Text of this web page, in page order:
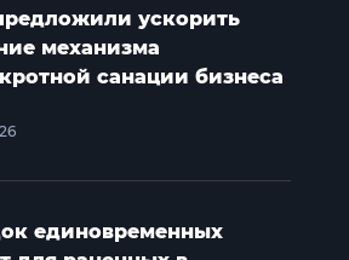
ускорить
механизма
санации бизнеса
единовременных